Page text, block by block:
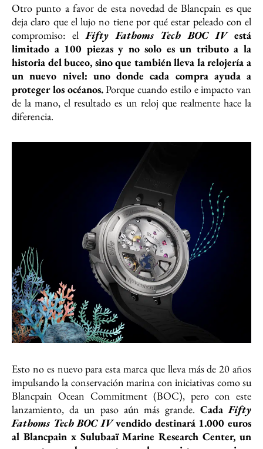
Otro punto a favor de esta novedad de Blancpain es que
deja claro que el lujo no tiene por qué estar peleado con el
compromiso: el Fifty Fathoms Tech BOC IVestá
limitado a 100 piezas y no solo es un tributo a la
historia del buceo, sino que también lleva la relojería a
un nuevo nivel: uno donde cada compra ayuda a
proteger los océanos.Porque cuando estilo e impacto van
de la mano, el resultado es un reloj que realmente hace la
diferencia.
Esto no es nuevo para esta marca que lleva más de 20 años
impulsando la conservación marina con iniciativas como su
Blancpain Ocean Commitment (BOC), pero con este
lanzamiento, da un paso aún más grande.CadaFifty
Fathoms Tech BOC IVvendido destinará 1.000 euros
al Blancpain x Sulubaaï Marine Research Center, un